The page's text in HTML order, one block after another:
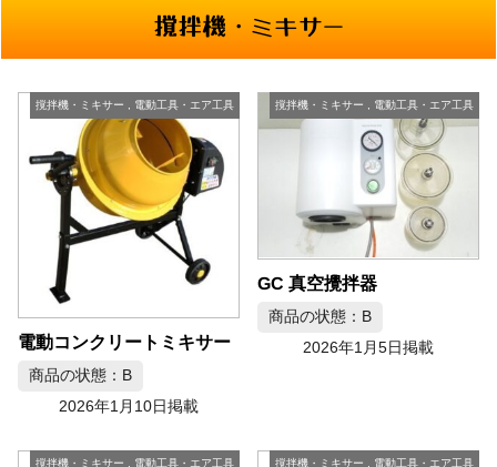
撹拌機・ミキサー
撹拌機・ミキサー , 電動工具・エア工具
電動コンクリートミキサー
商品の状態：B
2026年1月10日掲載
撹拌機・ミキサー , 電動工具・エア工具
GC 真空攪拌器
商品の状態：B
2026年1月5日掲載
撹拌機・ミキサー 電動工具・エア工具 撹拌機・ミキサー 電動工具・エア工具